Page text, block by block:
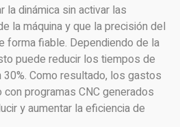
la dinámica sin activar las
la máquina y que la precisión del
forma fiable. Dependiendo de la
puede reducir los tiempos de
Como resultado, los gastos
programas CNC generados
y aumentar la eficiencia de